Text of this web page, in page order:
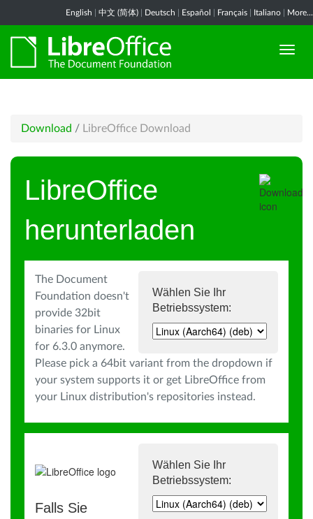
English 中文 (简体) Deutsch Español Français Italiano More...
Download / LibreOffice Download
LibreOffice
herunterladen
Wählen Sie Ihr
Betriebssystem:
The Document
Foundation doesn't
provide 32bit
binaries for Linux
for 6.3.0 anymore.
Please pick a 64bit variant from the dropdown if
your system supports it or get LibreOffice from
your Linux distribution's repositories instead.
Wählen Sie Ihr
Betriebssystem:
Falls Sie